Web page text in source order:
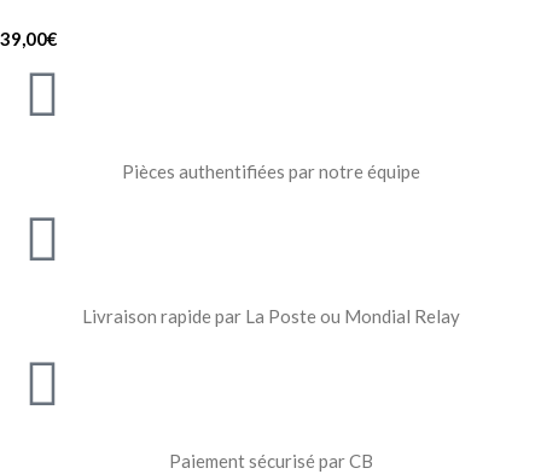
39,00€
Pièces authentifiées par notre équipe
Livraison rapide par La Poste ou Mondial Relay
Paiement sécurisé par CB